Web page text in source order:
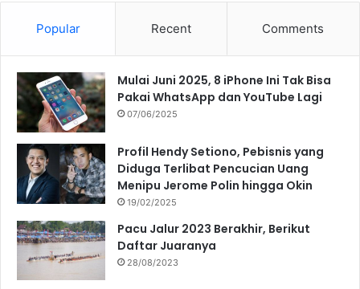
Popular Recent Comments
Mulai Juni 2025, 8 iPhone Ini Tak Bisa
Pakai WhatsApp dan YouTube Lagi
07/06/2025
Profil Hendy Setiono, Pebisnis yang
Diduga Terlibat Pencucian Uang
Menipu Jerome Polin hingga Okin
19/02/2025
Pacu Jalur 2023 Berakhir, Berikut
Daftar Juaranya
28/08/2023